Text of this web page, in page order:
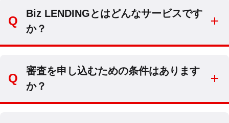
Biz LENDINGとはどんなサービスです
か？
審査を申し込むための条件はあります
か？